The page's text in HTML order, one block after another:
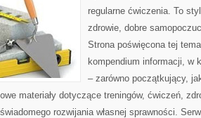
regularne ćwiczenia. To
zdrowie, dobre
Strona poświęcona tej
kompendium informacji, w
– zarówno początkujący,
materiały dotyczące treningów, ćwiczeń,
rozwijania własnej sprawności.